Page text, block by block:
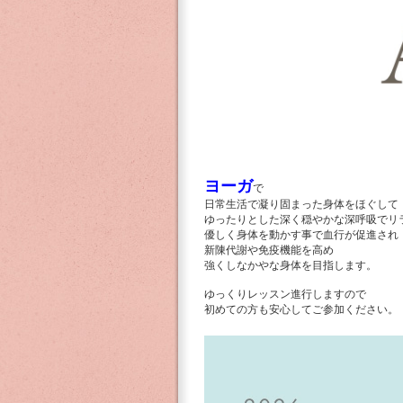
ヨーガで
日常生活で凝り固まった身体をほぐして
ゆったりとした深く穏やかな深呼吸でリ
優しく身体を動かす事で血行が促進され
新陳代謝や免疫機能を高め
強くしなかやな身体を目指します。
ゆっくりレッスン進行しますので
初めての方も安心してご参加ください。